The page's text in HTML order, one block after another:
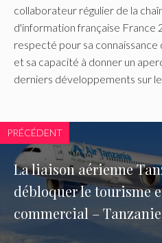
collaborateur régulier de la
d'information française France
respecté pour sa connaissance
et sa capacité à donner un
derniers développements sur
PRÉCÉDENT
La liaison aérienne
débloquer le tourisme
commercial – Tanzanie